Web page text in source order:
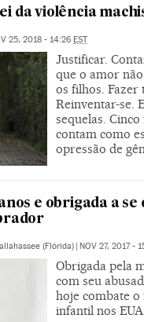
da violência
25, 2018 - 14:26 EST
Justificar.
que o amor
os filhos. Fazer
Reinventar-se.
sequelas.
contam como
opressão de
e obrigada a se
(Flórida) NOV 27, 2017 -
Obrigada pela
com seu
hoje combate
infantil nos EUA